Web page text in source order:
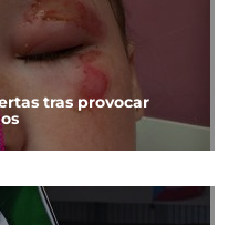
tras provocar